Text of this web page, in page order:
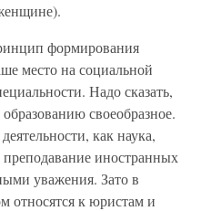
формирования
место на социальной
Надо сказать,
своеобразное.
как наука,
иностранных
уважения. Зато в
относятся к юристам и